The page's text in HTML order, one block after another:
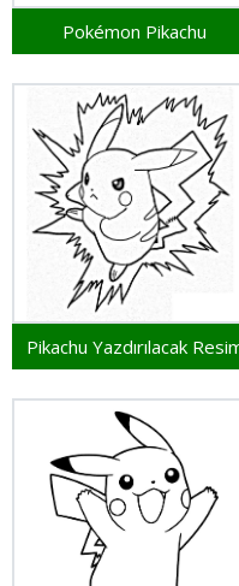
Pokémon Pikachu
Pikachu Yazdırılacak